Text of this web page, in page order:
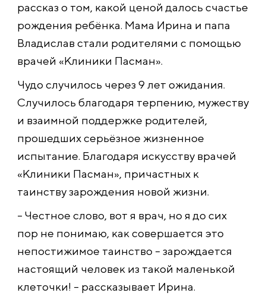
рассказ о том, какой ценой далось счастье
рождения ребёнка. Мама Ирина и папа
Владислав стали родителями с помощью
врачей «Клиники Пасман».
Чудо случилось через 9 лет ожидания.
Случилось благодаря терпению, мужеству
и взаимной поддержке родителей,
прошедших серьёзное жизненное
испытание. Благодаря искусству врачей
«Клиники Пасман», причастных к
таинству зарождения новой жизни.
– Честное слово, вот я врач, но я до сих
пор не понимаю, как совершается это
непостижимое таинство – зарождается
настоящий человек из такой маленькой
клеточки! – рассказывает Ирина.